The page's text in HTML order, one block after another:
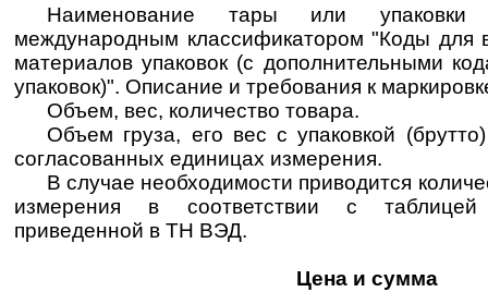
Наименование тары или
международным классификатором "Коды для
материалов упаковок (с дополнительными
упаковок)". Описание и требования к
Объем, вес, количество товара.
Объем груза, его вес с упаковкой
согласованных единицах измерения.
В случае необходимости приводится
измерения в соответствии с
приведенной в ТН ВЭД.
Цена и сумма